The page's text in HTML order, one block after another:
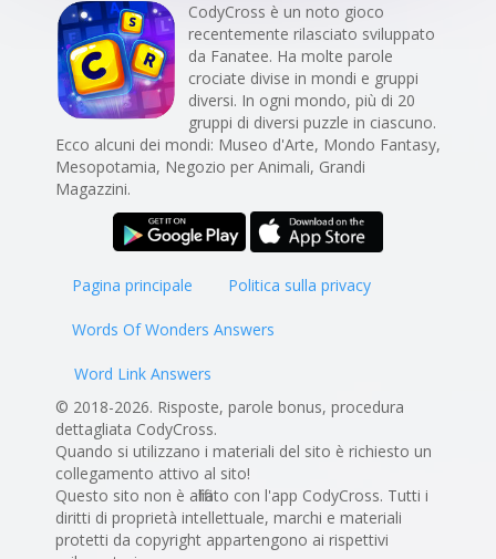
CodyCross è un noto gioco
recentemente rilasciato sviluppato
da Fanatee. Ha molte parole
crociate divise in mondi e gruppi
diversi. In ogni mondo, più di 20
gruppi di diversi puzzle in ciascuno.
Ecco alcuni dei mondi: Museo d'Arte, Mondo Fantasy,
Mesopotamia, Negozio per Animali, Grandi
Magazzini.
Pagina principale Politica sulla privacy
Words Of Wonders Answers
Word Link Answers
© 2018-2026. Risposte, parole bonus, procedura
dettagliata CodyCross.
Quando si utilizzano i materiali del sito è richiesto un
collegamento attivo al sito!
Questo sito non è affiliato con l'app CodyCross. Tutti i
diritti di proprietà intellettuale, marchi e materiali
protetti da copyright appartengono ai rispettivi